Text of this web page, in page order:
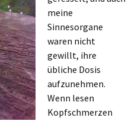
meine
Sinnesorgane
waren nicht
gewillt, ihre
übliche Dosis
aufzunehmen.
Wenn lesen
Kopfschmerzen